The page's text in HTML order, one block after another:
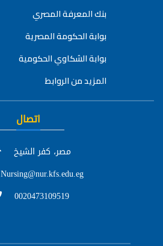
بنك المعرفة المصري
بوابة الحكومة المصرية
بوابة الشكاوي الحكومية
المزيد من الروابط
اتصال
مصر، كفر الشيخ
Nursing@nur.kfs.edu.eg
0020473109519